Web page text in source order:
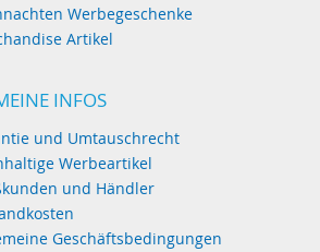
Werbegeschenke
Artikel
INFOS
und Umtauschrecht
Werbeartikel
und Händler
Geschäftsbedingungen